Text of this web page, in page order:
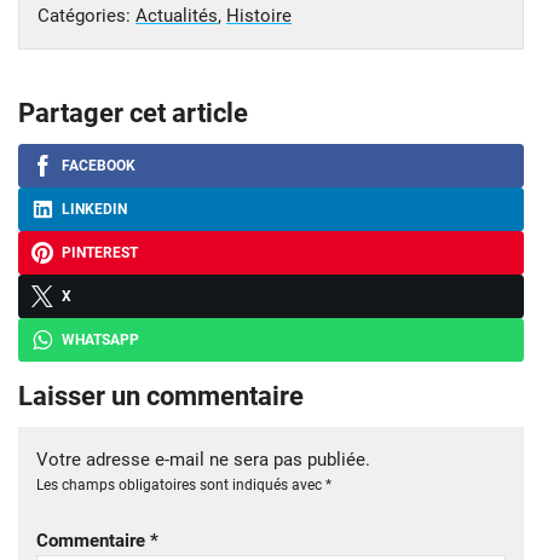
Catégories: Actualités, Histoire
Partager cet article
FACEBOOK
LINKEDIN
PINTEREST
X
WHATSAPP
Laisser un commentaire
Votre adresse e-mail ne sera pas publiée.
Les champs obligatoires sont indiqués avec *
Commentaire *